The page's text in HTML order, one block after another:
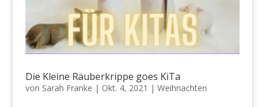
Die Kleine Räuberkrippe goes KiTa
von Sarah Franke | Okt. 4, 2021 | Weihnachten